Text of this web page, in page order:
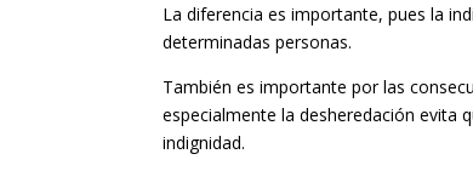
La diferencia es importante, pues la
determinadas personas.
También es importante por las
especialmente la desheredación evita
indignidad.